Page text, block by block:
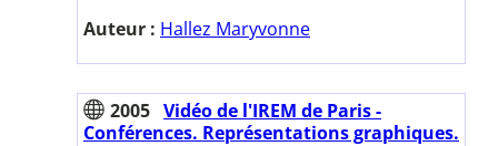
Auteur : Hallez Maryvonne
2005 Vidéo de l'IREM de Paris -
Conférences. Représentations graphiques.